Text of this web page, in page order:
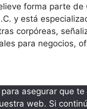
forma parte de
y está
corpóreas,
para negocios,
asegurar que
web. Si